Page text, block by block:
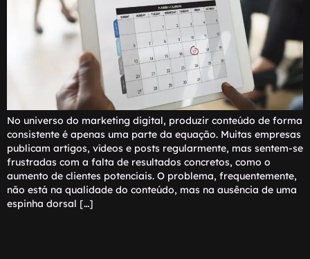
No universo do marketing digital, produzir conteúdo de forma
consistente é apenas uma parte da equação. Muitas empresas
publicam artigos, vídeos e posts regularmente, mas sentem-se
frustradas com a falta de resultados concretos, como o
aumento de clientes potenciais. O problema, frequentemente,
não está na qualidade do conteúdo, mas na ausência de uma
espinha dorsal […]